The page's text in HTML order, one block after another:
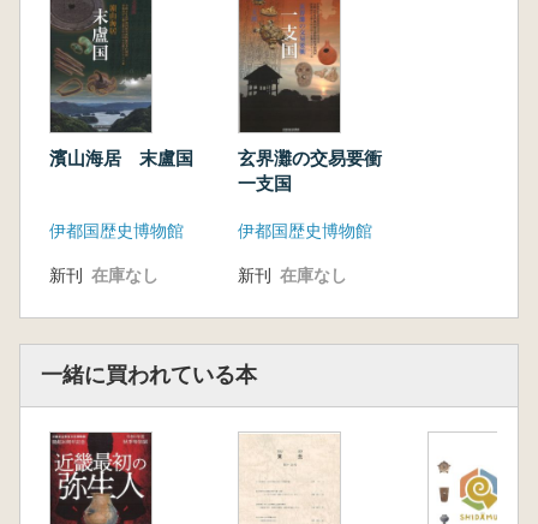
濱山海居 末盧国
伊都国歴史博物館
新刊 在庫なし
玄界灘の交易要衝
一支国
伊都国歴史博物館
新刊 在庫なし
一緒に買われている本